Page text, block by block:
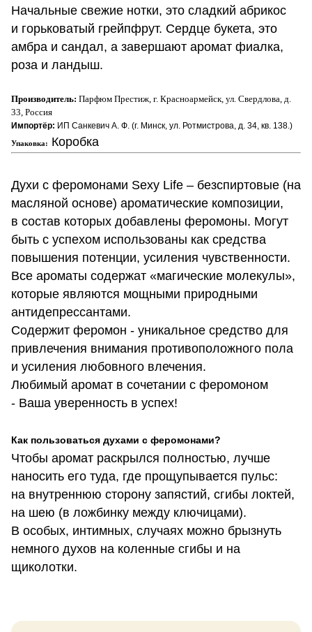
Начальные свежие нотки, это сладкий абрикос
и горьковатый грейпфрут. Сердце букета, это
амбра и сандал, а завершают аромат фиалка,
роза и ландыш.
Производитель: Парфюм Престиж, г. Красноармейск, ул. Свердлова, д.
33, Россия
Импортёр: ИП Санкевич А. Ф. (г. Минск, ул. Ротмистрова, д. 34, кв. 138.)
Упаковка: Коробка
Духи с феромонами Sexy Life – безспиртовые (на
масляной основе) ароматические композиции,
в состав которых добавлены феромоны. Могут
быть с успехом использованы как средства
повышения потенции, усиления чувственности.
Все ароматы содержат «магические молекулы»,
которые являются мощными природными
антидепрессантами.
Содержит феромон - уникальное средство для
привлечения внимания противоположного пола
и усиления любовного влечения.
Любимый аромат в сочетании с феромоном
- Ваша уверенность в успех!
Как пользоваться духами с феромонами?
Чтобы аромат раскрылся полностью, лучше
наносить его туда, где прощупывается пульс:
на внутреннюю сторону запястий, сгибы локтей,
на шею (в ложбинку между ключицами).
В особых, интимных, случаях можно брызнуть
немного духов на коленные сгибы и на
щиколотки.